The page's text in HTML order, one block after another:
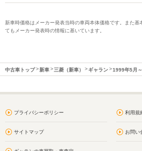
新車時価格はメーカー発表当時の車両本体価格です。また基
てもメーカー発表時の情報に基いています。
中古車トップ 新車 三菱（新車） ギャラン 1999年5月
プライバシーポリシー 利用規
サイトマップ お問い